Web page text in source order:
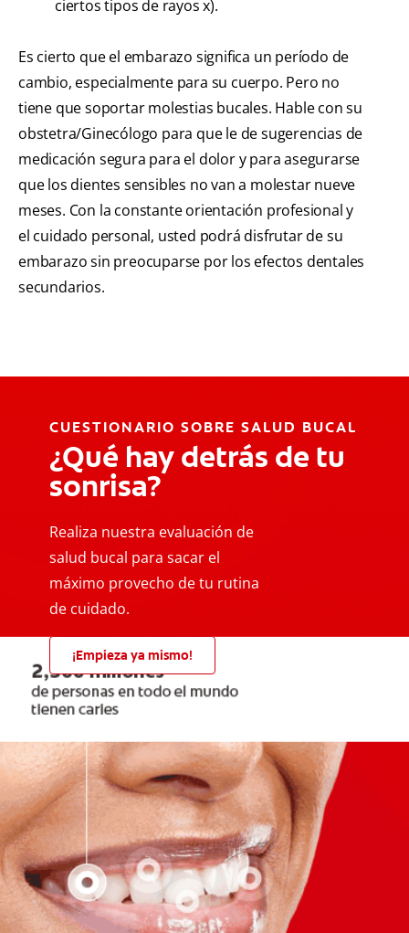
ciertos tipos de rayos x).
Es cierto que el embarazo significa un período de
cambio, especialmente para su cuerpo. Pero no
tiene que soportar molestias bucales. Hable con su
obstetra/Ginecólogo para que le de sugerencias de
medicación segura para el dolor y para asegurarse
que los dientes sensibles no van a molestar nueve
meses. Con la constante orientación profesional y
el cuidado personal, usted podrá disfrutar de su
embarazo sin preocuparse por los efectos dentales
secundarios.
CUESTIONARIO SOBRE SALUD BUCAL
¿Qué hay detrás de tu
sonrisa?
Realiza nuestra evaluación de
salud bucal para sacar el
máximo provecho de tu rutina
de cuidado.
¡Empieza ya mismo!